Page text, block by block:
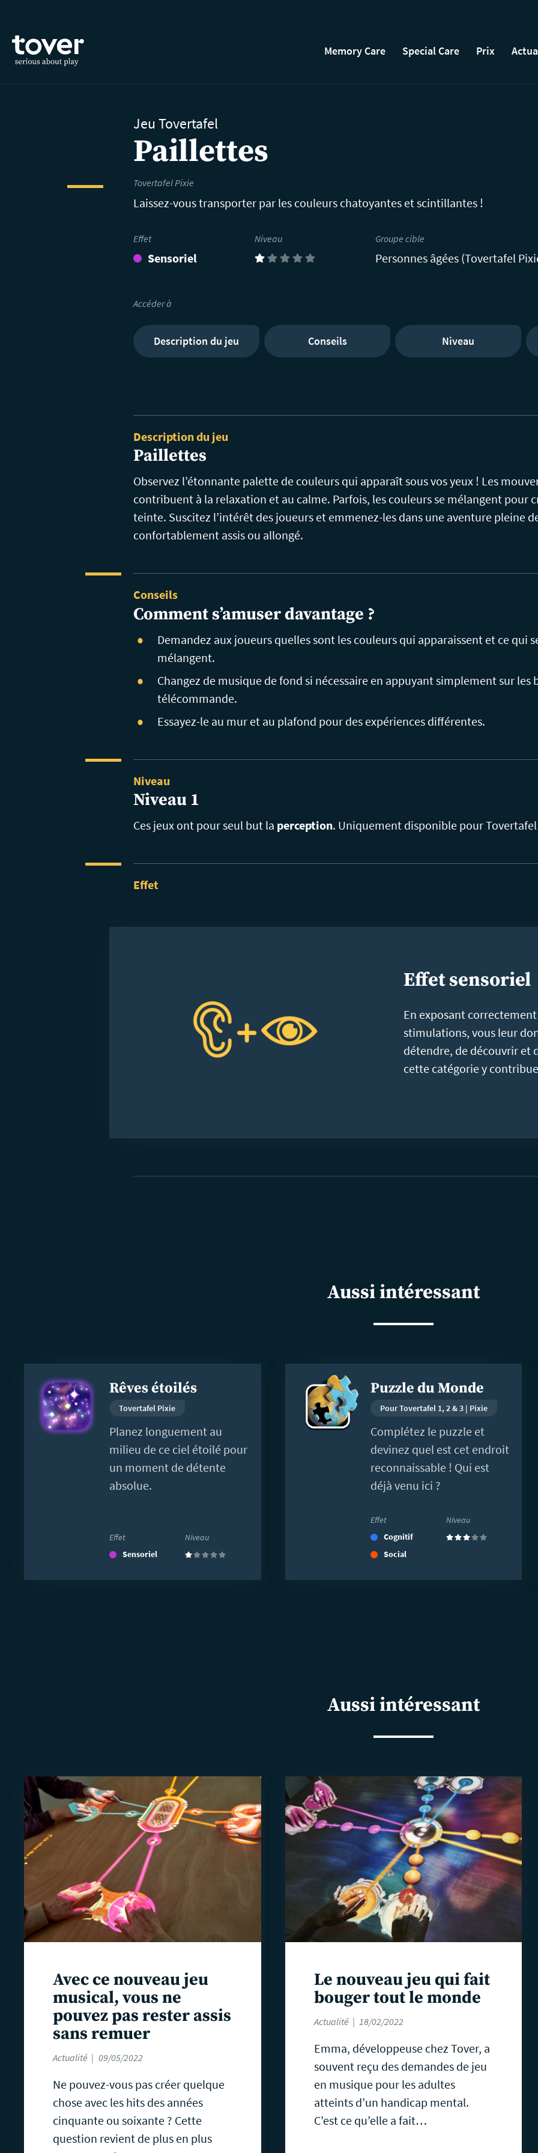
Memory Care Special Care Prix
Jeu Tovertafel
Paillettes
Tovertafel Pixie
Laissez-vous transporter par les couleurs chatoyantes et scintillantes !
Effet
Sensoriel
Niveau
(1)
Groupe cible
Personnes âgées (Tovertafel
Accéder à
Description du jeu Conseils Niveau
Description du jeu
Paillettes
Observez l’étonnante palette de couleurs qui apparaît sous vos yeux ! Les
contribuent à la relaxation et au calme. Parfois, les couleurs se mélangent pour
teinte. Suscitez l’intérêt des joueurs et emmenez-les dans une aventure pleine
confortablement assis ou allongé.
Conseils
Comments’amuser davantage ?
Demandez aux joueurs quelles sont les couleurs qui apparaissent et ce qui
mélangent.
Changez de musique de fond si nécessaire en appuyant simplement sur les
télécommande.
Essayez-le au mur et au plafond pour des expériences différentes.
Niveau
Niveau 1
Ces jeux ont pour seul but la perception. Uniquement disponible pour
Effet
Effet sensoriel
En exposant
stimulations, vous leur
détendre, de découvrir et
cette catégorie y
Aussi intéressant
Rêves étoilés
Tovertafel Pixie
Planez longuement au
milieu de ce ciel étoilé pour
un moment de détente
absolue.
Effet
Sensoriel
Niveau
(1)
savoir
plus
Puzzle du Monde
Pour Tovertafel 1, 2 & 3 | Pixie
Complétez le puzzle et
devinez quel est cet endroit
reconnaissable ! Qui est
déjà venu ici ?
Effet
Cognitif
Social
Niveau
(3)
savoir
Aussi intéressant
Avec ce nouveau jeu
musical, vous ne
pouvez pas rester assis
sans remuer
Actualité 09/05/2022
Ne pouvez-vous pas créer quelque
chose avec les hits des années
cinquante ou soixante ? Cette
question revient de plus en plus
En
savoir
plus
Le nouveau jeu qui fait
bouger tout le monde
Actualité 18/02/2022
Emma, développeuse chez Tover, a
souvent reçu des demandes de jeu
en musique pour les adultes
atteints d’un handicap mental.
C’est ce qu’elle a fait…
savoir
plus